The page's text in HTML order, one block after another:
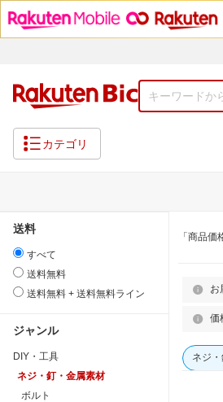
カテゴリ
送料
すべて
送料無料
送料無料 + 送料無料ライン
ジャンル
DIY・工具
ネジ・釘・金属素材
ボルト
「商品
お
価
ネジ